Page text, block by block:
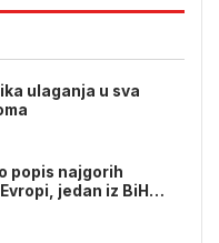
ulaganja u sva
popis najgorih
jedan iz BiH